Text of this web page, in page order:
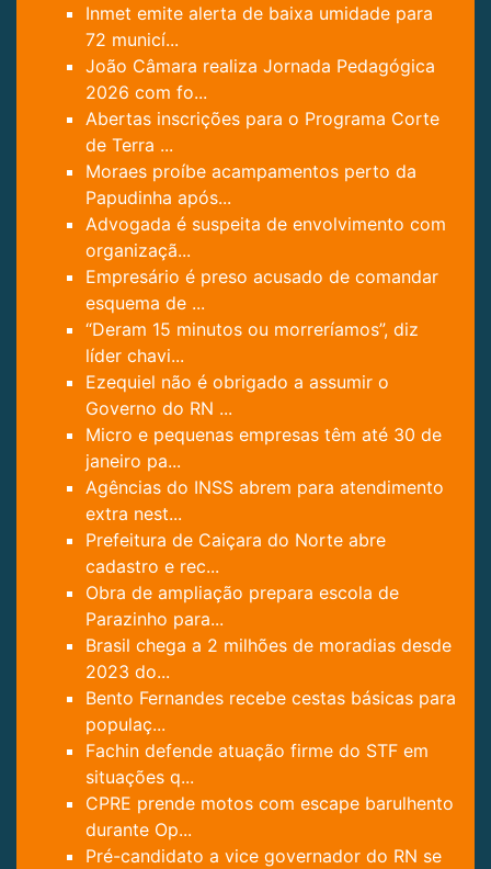
Inmet emite alerta de baixa umidade para
72 municí...
João Câmara realiza Jornada Pedagógica
2026 com fo...
Abertas inscrições para o Programa Corte
de Terra ...
Moraes proíbe acampamentos perto da
Papudinha após...
Advogada é suspeita de envolvimento com
organizaçã...
Empresário é preso acusado de comandar
esquema de ...
“Deram 15 minutos ou morreríamos”, diz
líder chavi...
Ezequiel não é obrigado a assumir o
Governo do RN ...
Micro e pequenas empresas têm até 30 de
janeiro pa...
Agências do INSS abrem para atendimento
extra nest...
Prefeitura de Caiçara do Norte abre
cadastro e rec...
Obra de ampliação prepara escola de
Parazinho para...
Brasil chega a 2 milhões de moradias desde
2023 do...
Bento Fernandes recebe cestas básicas para
populaç...
Fachin defende atuação firme do STF em
situações q...
CPRE prende motos com escape barulhento
durante Op...
Pré-candidato a vice governador do RN se